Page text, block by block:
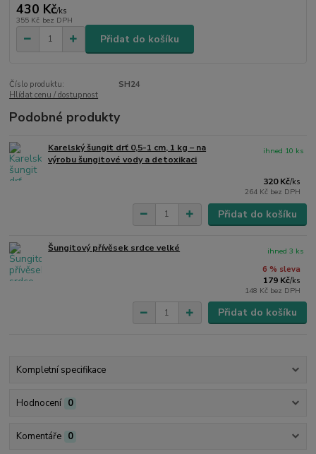
430 Kč/ks
355 Kč bez DPH
Přidat do košíku
Číslo produktu:
SH24
Hlídat cenu / dostupnost
Podobné produkty
Karelský šungit drť 0,5-1 cm, 1 kg – na
výrobu šungitové vody a detoxikaci
320 Kč/ks
264 Kč bez DPH
ihned 10 ks
Přidat do košíku
Šungitový přívěsek srdce velké
6 % sleva
179 Kč/ks
148 Kč bez DPH
ihned 3 ks
Přidat do košíku
Kompletní specifikace
Hodnocení 0
Komentáře 0